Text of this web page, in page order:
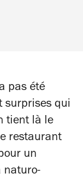
pas été
surprises qui
tient là le
restaurant
un
naturo-